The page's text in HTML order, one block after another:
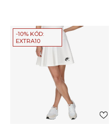
-10% KÓD:
EXTRA10